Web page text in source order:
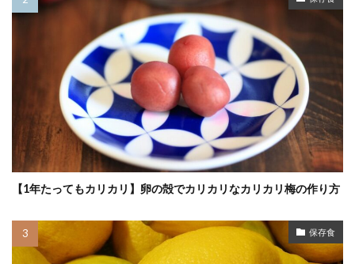
【1年たってもカリカリ】卵の殻でカリカリなカリカリ梅の作り方
保存食